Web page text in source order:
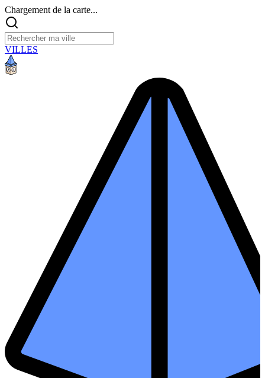
Chargement de la carte...
VILLES